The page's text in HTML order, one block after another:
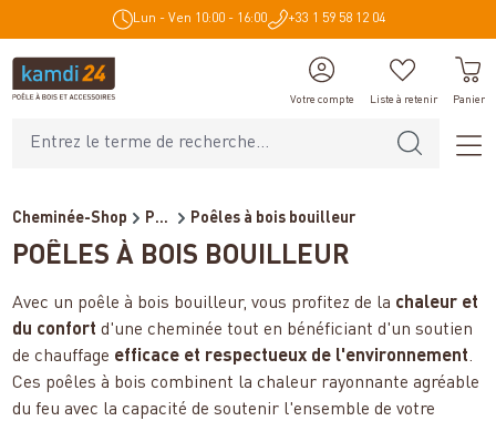
principal Lun - Ven 10:00 - 16:00 +33 1 59 58 12 04
Votre compte Liste à retenir Panier
Cheminée-Shop Poêles et cheminées Poêles à bois bouilleur
POÊLES À BOIS BOUILLEUR
Avec un poêle à bois bouilleur, vous profitez de la chaleur et
du confort d'une cheminée tout en bénéficiant d'un soutien
de chauffage efficace et respectueux de l'environnement.
Ces poêles à bois combinent la chaleur rayonnante agréable
du feu avec la capacité de soutenir l'ensemble de votre